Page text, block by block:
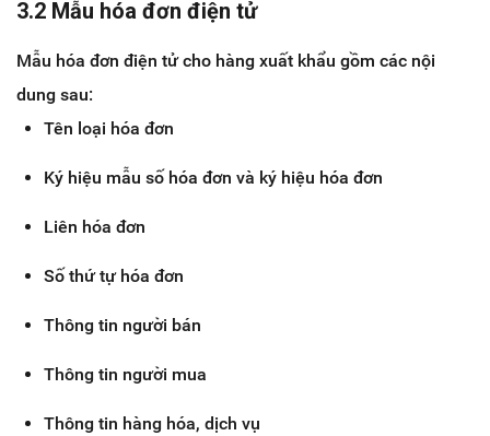
3.2 Mẫu hóa đơn điện tử
Mẫu hóa đơn điện tử cho hàng xuất khẩu gồm các nội
dung sau:
Tên loại hóa đơn
Ký hiệu mẫu số hóa đơn và ký hiệu hóa đơn
Liên hóa đơn
Số thứ tự hóa đơn
Thông tin người bán
Thông tin người mua
Thông tin hàng hóa, dịch vụ